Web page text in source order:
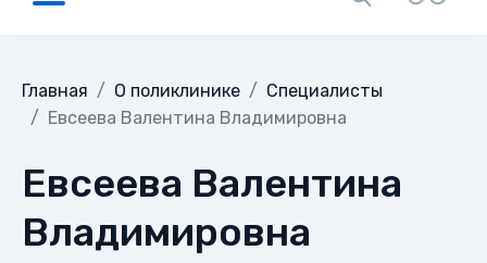
Главная О поликлинике
Специалисты
Евсеева Валентина Владимировна
Евсеева Валентина
Владимировна